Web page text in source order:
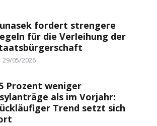
fordert strengere
für die Verleihung der
Posted
29/05/2026
Prozent weniger
als im Vorjahr:
Trend setzt sich